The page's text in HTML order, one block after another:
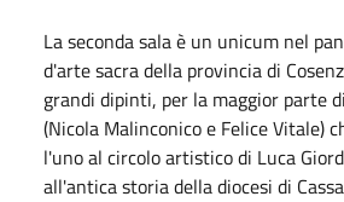
La seconda sala è un unicum nel
d'arte sacra della provincia di
grandi dipinti, per la maggior parte
(Nicola Malinconico e Felice Vitale)
l'uno al circolo artistico di Luca
all'antica storia della diocesi di